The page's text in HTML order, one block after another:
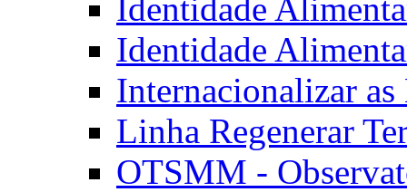
Identidade
Identidade
Internacionalizar
Linha Regenerar
OTSMM -